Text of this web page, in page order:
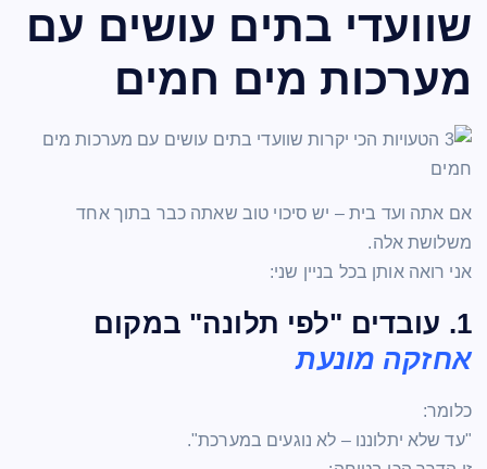
שוועדי בתים עושים עם
מערכות מים חמים
אם אתה ועד בית – יש סיכוי טוב שאתה כבר בתוך אחד
משלושת אלה.
אני רואה אותן בכל בניין שני:
1. עובדים "לפי תלונה" במקום
אחזקה מונעת
כלומר:
"עד שלא יתלוננו – לא נוגעים במערכת".